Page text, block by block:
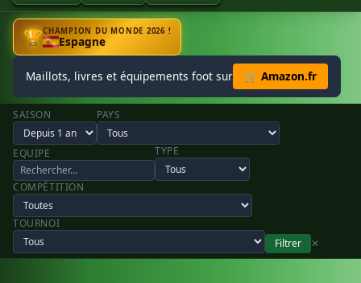
🏆CHAMPION DU MONDE 2026 !
Espagne
Maillots, livres et équipements foot sur 🛒 Amazon.fr
SAISON PAYS
EQUIPE TYPE
COMPÉTITION
TOURNOI
Filtrer
✕